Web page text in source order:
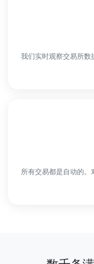
我们实时观察交易所
所有交易都是自动的